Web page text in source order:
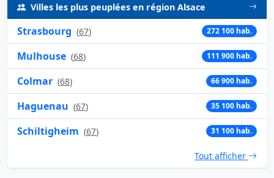
Villes les plus peuplées en région Alsace
Strasbourg (67) 272 100 hab.
Mulhouse (68) 111 900 hab.
Colmar (68) 66 900 hab.
Haguenau (67) 35 100 hab.
Schiltigheim (67) 31 100 hab.
Tout afficher